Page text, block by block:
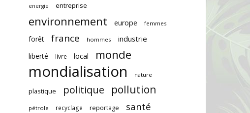
energie entreprise
environnement europe femmes
forêt france hommes industrie
liberté livre local monde
mondialisation nature
plastique politique pollution
pétrole recyclage reportage
santé